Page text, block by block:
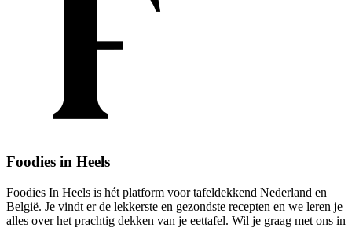
Foodies in Heels
Foodies In Heels is hét platform voor tafeldekkend Nederland en
België. Je vindt er de lekkerste en gezondste recepten en we leren je
alles over het prachtig dekken van je eettafel. Wil je graag met ons in